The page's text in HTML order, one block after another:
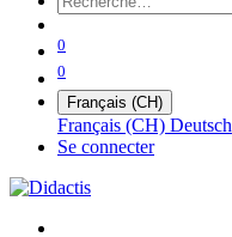
0
0
Français (CH)
Français (CH) Deutsch
Se connecter